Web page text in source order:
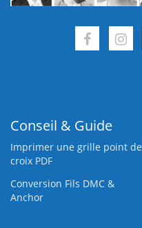
Conseil & Guide
Imprimer une grille point de
croix PDF
Conversion Fils DMC &
Anchor